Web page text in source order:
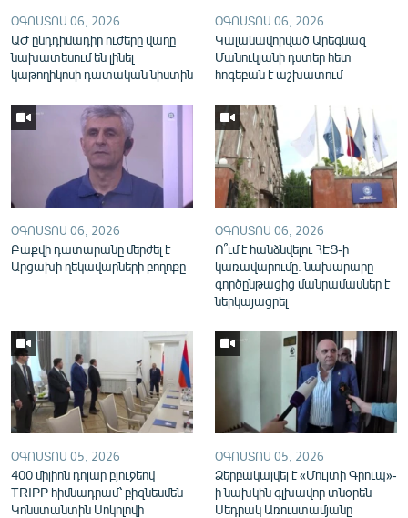
English
Русский
ՕԳՈՍՏՈՍ 06, 2026
ԱԺ ընդդիմադիր ուժերը վաղը
նախատեսում են լինել
կաթողիկոսի դատական նիստին
ՕԳՈՍՏՈՍ 06, 2026
Կալանավորված Արեգնազ
Մանուկյանի դստեր հետ
հոգեբան է աշխատում
ՕԳՈՍՏՈՍ 06, 2026
Բաքվի դատարանը մերժել է
Արցախի ղեկավարների բողոքը
ՕԳՈՍՏՈՍ 06, 2026
Ո՞ւմ է հանձնվելու ՀԷՑ-ի
կառավարումը. նախարարը
գործընթացից մանրամասներ է
ներկայացրել
ՕԳՈՍՏՈՍ 05, 2026
400 միլիոն դոլար բյուջեով
TRIPP հիմնադրամ՝ բիզնեսմեն
Կոնստանտին Սոկոլովի
ՕԳՈՍՏՈՍ 05, 2026
Ձերբակալվել է «Մուլտի Գրուպ»-
ի նախկին գլխավոր տնօրեն
Սեդրակ Առուստամյանը